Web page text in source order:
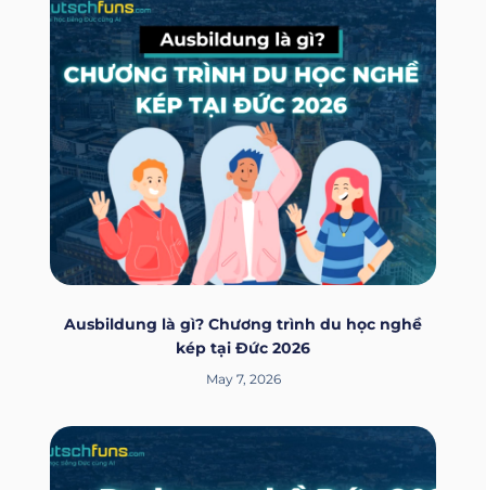
Ausbildung là gì? Chương trình du học nghề
kép tại Đức 2026
May 7, 2026